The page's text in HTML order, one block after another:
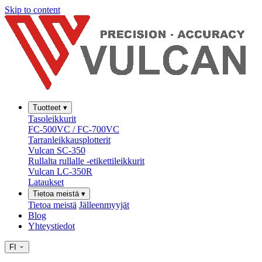
Skip to content
Tuotteet ▾
Tasoleikkurit
FC-500VC / FC-700VC
Tarranleikkausplotterit
Vulcan SC-350
Rullalta rullalle -etikettileikkurit
Vulcan LC-350R
Lataukset
Tietoa meistä ▾
Tietoa meistä Jälleenmyyjät
Blog
Yhteystiedot
FI